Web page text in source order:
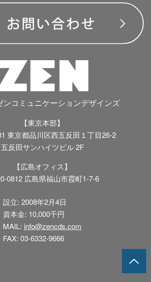
ンコミュニケーションデザインズ
【東京本部】
東京都品川区西五反田１丁目26-2
五反田サンハイツビル 2F
【広島オフィス】
0812 広島県福山市霞町1-7-6
設立: 2008年2月4日
資本金: 10,000千円
MAIL: info@zencds.com
FAX: 03-6332-9666